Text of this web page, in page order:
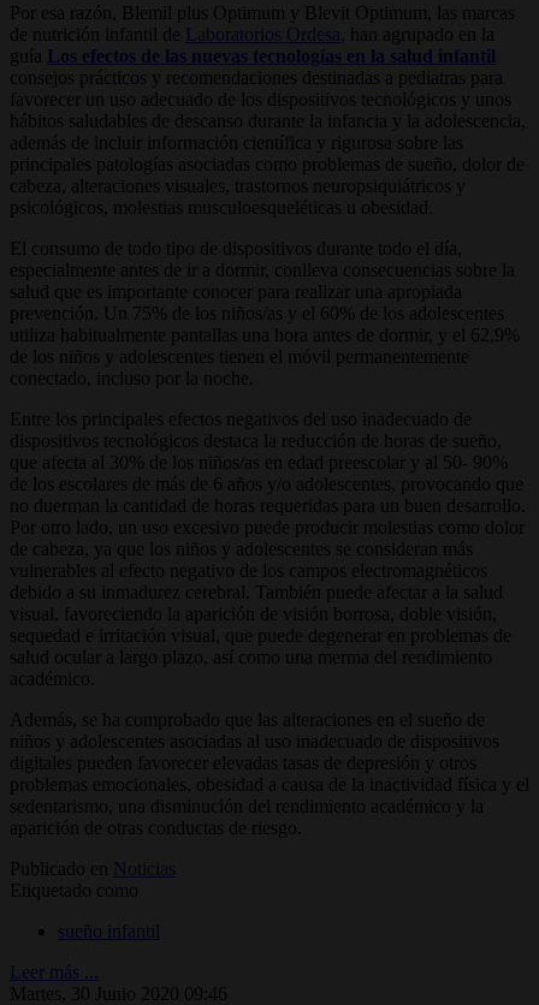
Por esa razón, Blemil plus Optimum y Blevit Optimum, las marcas
de nutrición infantil de Laboratorios Ordesa , han agrupado en la
guía Los efectos de las nuevas tecnologías en la salud infantil
consejos prácticos y recomendaciones destinadas a pediatras para
favorecer un uso adecuado de los dispositivos tecnológicos y unos
hábitos saludables de descanso durante la infancia y la adolescencia,
además de incluir información científica y rigurosa sobre las
principales patologías asociadas como problemas de sueño, dolor de
cabeza, alteraciones visuales, trastornos neuropsiquiátricos y
psicológicos, molestias musculoesqueléticas u obesidad.
El consumo de todo tipo de dispositivos durante todo el día,
especialmente antes de ir a dormir, conlleva consecuencias sobre la
salud que es importante conocer para realizar una apropiada
prevención. Un 75% de los niños/as y el 60% de los adolescentes
utiliza habitualmente pantallas una hora antes de dormir, y el 62,9%
de los niños y adolescentes tienen el móvil permanentemente
conectado, incluso por la noche.
Entre los principales efectos negativos del uso inadecuado de
dispositivos tecnológicos destaca la reducción de horas de sueño,
que afecta al 30% de los niños/as en edad preescolar y al 50- 90%
de los escolares de más de 6 años y/o adolescentes, provocando que
no duerman la cantidad de horas requeridas para un buen desarrollo.
Por otro lado, un uso excesivo puede producir molestias como dolor
de cabeza, ya que los niños y adolescentes se consideran más
vulnerables al efecto negativo de los campos electromagnéticos
debido a su inmadurez cerebral. También puede afectar a la salud
visual, favoreciendo la aparición de visión borrosa, doble visión,
sequedad e irritación visual, que puede degenerar en problemas de
salud ocular a largo plazo, así como una merma del rendimiento
académico.
Además, se ha comprobado que las alteraciones en el sueño de
niños y adolescentes asociadas al uso inadecuado de dispositivos
digitales pueden favorecer elevadas tasas de depresión y otros
problemas emocionales, obesidad a causa de la inactividad física y el
sedentarismo, una disminución del rendimiento académico y la
aparición de otras conductas de riesgo.
Publicado en
Noticias
Etiquetado como
sueño infantil
Leer más ...
Martes, 30 Junio 2020 09:46